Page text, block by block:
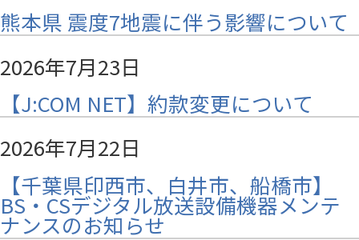
熊本県 震度7地震に伴う影響について
2026年7月23日
【J:COM NET】約款変更について
2026年7月22日
【千葉県印西市、白井市、船橋市】
BS・CSデジタル放送設備機器メンテ
ナンスのお知らせ